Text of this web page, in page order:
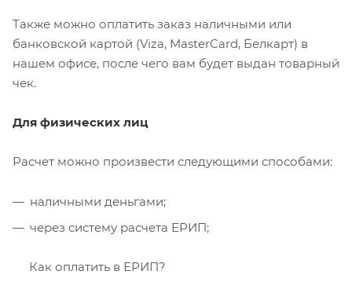
Также можно оплатить заказ наличными или
банковской картой (Viza, MasterCard, Белкарт) в
нашем офисе, после чего вам будет выдан товарный
чек.
Для физических лиц
Расчет можно произвести следующими способами:
наличными деньгами;
через систему расчета ЕРИП;
Как оплатить в ЕРИП?